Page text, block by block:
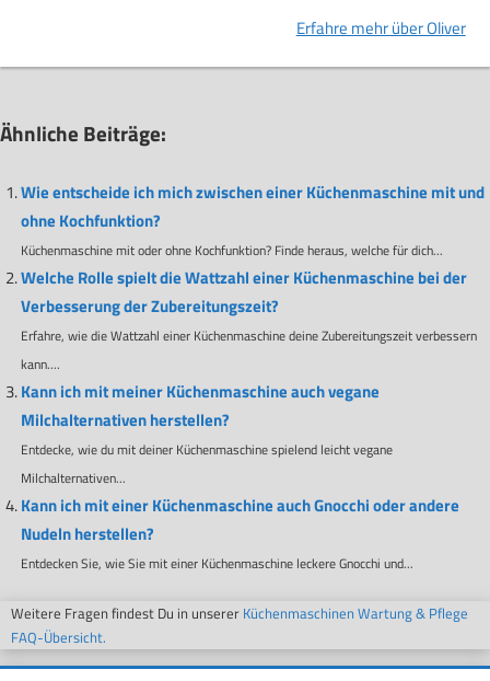
Erfahre mehr über Oliver
Ähnliche Beiträge:
Wie entscheide ich mich zwischen einer Küchenmaschine mit und
ohne Kochfunktion?
Küchenmaschine mit oder ohne Kochfunktion? Finde heraus, welche für dich...
Welche Rolle spielt die Wattzahl einer Küchenmaschine bei der
Verbesserung der Zubereitungszeit?
Erfahre, wie die Wattzahl einer Küchenmaschine deine Zubereitungszeit verbessern
kann....
Kann ich mit meiner Küchenmaschine auch vegane
Milchalternativen herstellen?
Entdecke, wie du mit deiner Küchenmaschine spielend leicht vegane
Milchalternativen...
Kann ich mit einer Küchenmaschine auch Gnocchi oder andere
Nudeln herstellen?
Entdecken Sie, wie Sie mit einer Küchenmaschine leckere Gnocchi und...
Weitere Fragen findest Du in unserer Küchenmaschinen Wartung & Pflege
FAQ-Übersicht.